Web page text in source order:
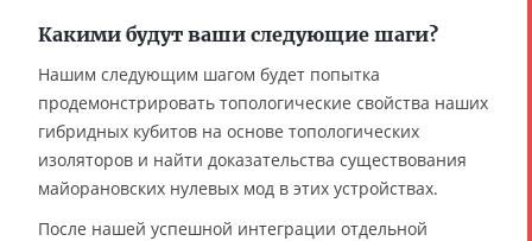
Какими будут ваши следующие шаги?
Нашим следующим шагом будет попытка
продемонстрировать топологические свойства наших
гибридных кубитов на основе топологических
изоляторов и найти доказательства существования
майорановских нулевых мод в этих устройствах.
После нашей успешной интеграции отдельной